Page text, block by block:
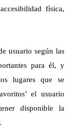
física,
usuario según las
para él, y
lugares que se
el usuario
disponible la